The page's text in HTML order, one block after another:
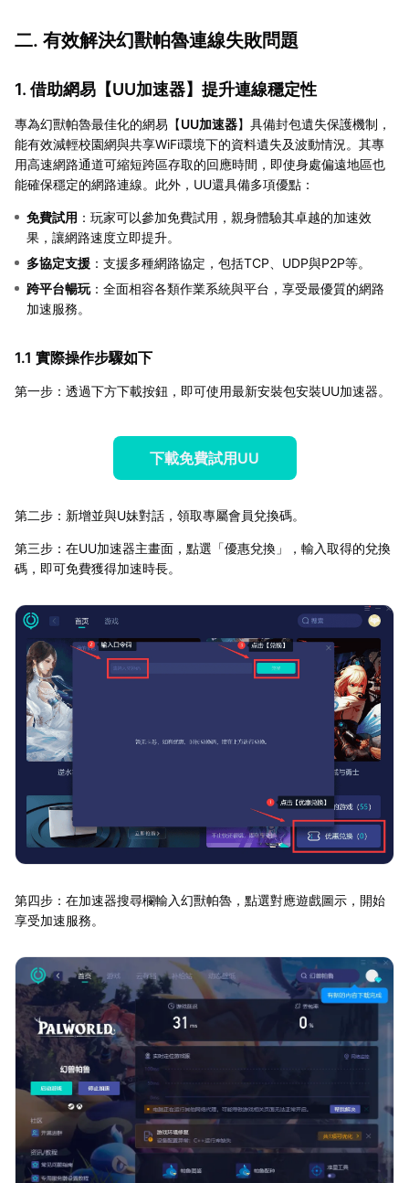
二. 有效解決幻獸帕魯連線失敗問題
1. 借助網易【UU加速器】提升連線穩定性
專為幻獸帕魯最佳化的網易【UU加速器】具備封包遺失保護機制，
能有效減輕校園網與共享WiFi環境下的資料遺失及波動情況。其專
用高速網路通道可縮短跨區存取的回應時間，即使身處偏遠地區也
能確保穩定的網路連線。此外，UU還具備多項優點：
免費試用 ：玩家可以參加免費試用，親身體驗其卓越的加速效
果，讓網路速度立即提升。
多協定支援 ：支援多種網路協定，包括TCP、UDP與P2P等。
跨平台暢玩：全面相容各類作業系統與平台，享受最優質的網路
加速服務。
1.1 實際操作步驟如下
第一步：透過下方下載按鈕，即可使用最新安裝包安裝UU加速器。
下載免費試用UU
第二步：新增並與U妹對話，領取專屬會員兌換碼。
第三步：在UU加速器主畫面，點選「優惠兌換」，輸入取得的兌換
碼，即可免費獲得加速時長。
第四步：在加速器搜尋欄輸入幻獸帕魯，點選對應遊戲圖示，開始
享受加速服務。